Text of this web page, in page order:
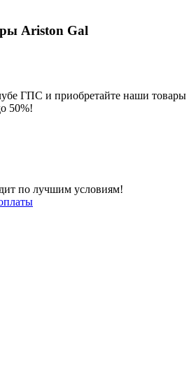
Ariston Gal
ГПС и приобретайте наши товары
50%!
по лучшим условиям!